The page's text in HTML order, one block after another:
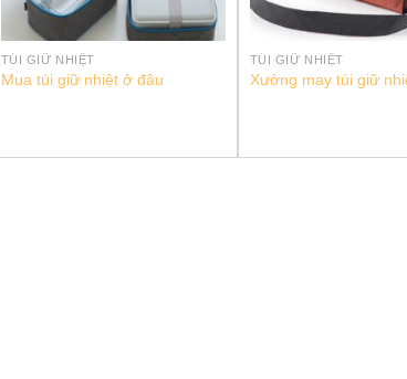
TÚI GIỮ NHIỆT
Mua túi giữ nhiệt ở đâu
TÚI GIỮ NHIỆT
Xưởng may túi giữ